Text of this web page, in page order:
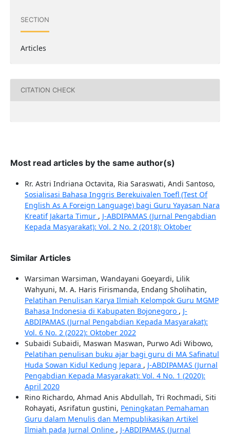
SECTION
Articles
CITATION CHECK
Most read articles by the same author(s)
Rr. Astri Indriana Octavita, Ria Saraswati, Andi Santoso,
Sosialisasi Bahasa Inggris Berekuivalen Toefl (Test Of
English As A Foreign Language) bagi Guru Yayasan Nara
Kreatif Jakarta Timur , J-ABDIPAMAS (Jurnal Pengabdian
Kepada Masyarakat): Vol. 2 No. 2 (2018): Oktober
Similar Articles
Warsiman Warsiman, Wandayani Goeyardi, Lilik
Wahyuni, M. A. Haris Firismanda, Endang Sholihatin,
Pelatihan Penulisan Karya Ilmiah Kelompok Guru MGMP
Bahasa Indonesia di Kabupaten Bojonegoro , J-
ABDIPAMAS (Jurnal Pengabdian Kepada Masyarakat):
Vol. 6 No. 2 (2022): Oktober 2022
Subaidi Subaidi, Maswan Maswan, Purwo Adi Wibowo,
Pelatihan penulisan buku ajar bagi guru di MA Safinatul
Huda Sowan Kidul Kedung Jepara , J-ABDIPAMAS (Jurnal
Pengabdian Kepada Masyarakat): Vol. 4 No. 1 (2020):
April 2020
Rino Richardo, Ahmad Anis Abdullah, Tri Rochmadi, Siti
Rohayati, Asrifatun gustini, Peningkatan Pemahaman
Guru dalam Menulis dan Mempublikasikan Artikel
Ilmiah pada Jurnal Online , J-ABDIPAMAS (Jurnal